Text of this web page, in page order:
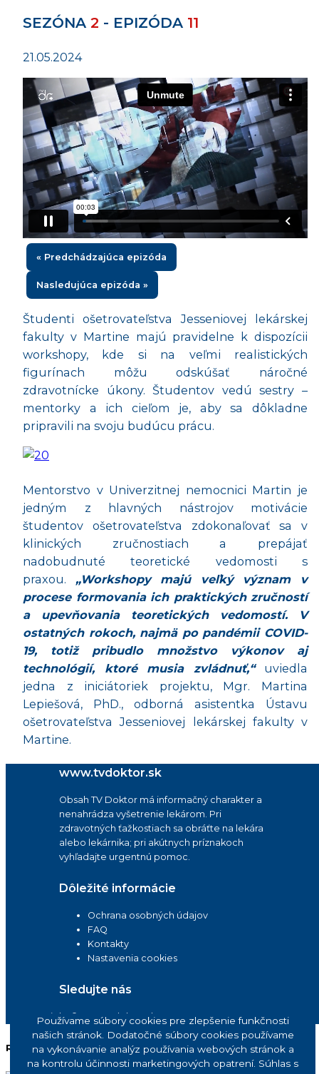
SEZÓNA 2 - EPIZÓDA 11
21.05.2024
« Predchádzajúca epizóda
Nasledujúca epizóda »
Študenti ošetrovateľstva Jesseniovej lekárskej
fakulty v Martine majú pravidelne k dispozícii
workshopy, kde si na veľmi realistických
figurínach môžu odskúšať náročné
zdravotnícke úkony. Študentov vedú sestry –
mentorky a ich cieľom je, aby sa dôkladne
pripravili na svoju budúcu prácu.
Mentorstvo v Univerzitnej nemocnici Martin je
jedným z hlavných nástrojov motivácie
študentov ošetrovateľstva zdokonaľovať sa v
klinických zručnostiach a prepájať
nadobudnuté teoretické vedomosti s
praxou. „Workshopy majú veľký význam v
procese formovania ich praktických zručností
a upevňovania teoretických vedomostí. V
ostatných rokoch, najmä po pandémii COVID-
19, totiž pribudlo množstvo výkonov aj
technológií, ktoré musia zvládnuť,“ uviedla
jedna z iniciátoriek projektu, Mgr. Martina
Lepiešová, PhD., odborná asistentka Ústavu
ošetrovateľstva Jesseniovej lekárskej fakulty v
Martine.
www.tvdoktor.sk
Obsah TV Doktor má informačný charakter a
nenahrádza vyšetrenie lekárom. Pri
zdravotných ťažkostiach sa obráťte na lekára
alebo lekárnika; pri akútnych príznakoch
vyhľadajte urgentnú pomoc.
Dôležité informácie
Ochrana osobných údajov
FAQ
Kontakty
Nastavenia cookies
Sledujte nás
Copyright © 2026 tvdoktor.sk
Reklama
Používame súbory cookies pre zlepšenie funkčnosti
našich stránok. Dodatočné súbory cookies používame
na vykonávanie analýz používania webových stránok a
na kontrolu účinnosti marketingových opatrení. Súhlas s